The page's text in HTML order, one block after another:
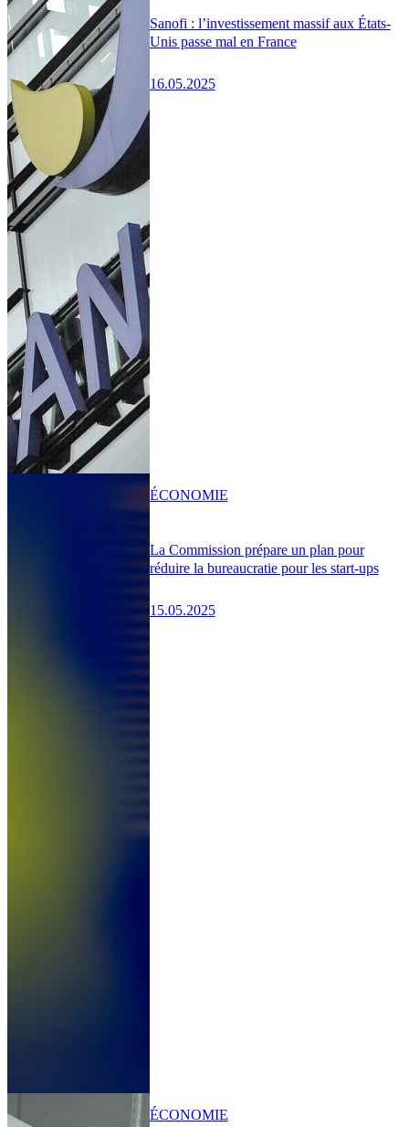
Sanofi : l’investissement massif aux États-
Unis passe mal en France
16.05.2025
La Commission prépare un plan pour
réduire la bureaucratie pour les start-ups
15.05.2025
ÉCONOMIE
ÉCONOMIE